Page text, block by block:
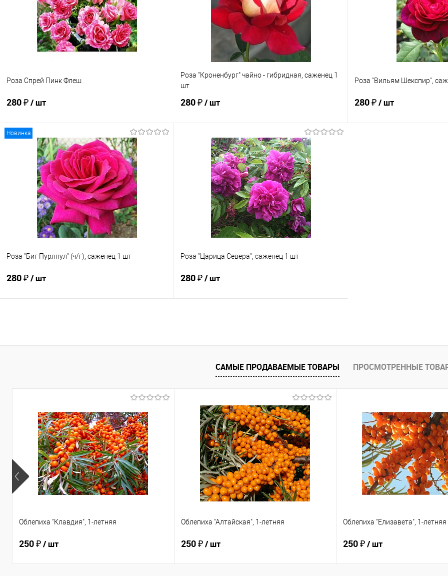
В избранное
Под заказ
В избранное
Недоступно
В избранное
Роза Спрей Пинк Флеш
280 ₽/ шт
В корзину
Купить в 1 клик
К сравнению
В избранное
Под заказ
Роза "Кроненбург" чайно - гибридная, саженец 1
шт
280 ₽/ шт
В корзину
Купить в 1 клик
К сравнению
В избранное
Под заказ
Роза "Вильям Шекспир",
280 ₽/ шт
Новинка
Роза "Биг Пурлпул" (ч/г), саженец 1 шт
280 ₽/ шт
Купить в 1 клик
К сравнению
Роза "Царица Севера", саженец 1 шт
280 ₽/ шт
Купить в 1 клик
К сравнению
В избранное
Недоступно
САМЫЕ ПРОДАВАЕМЫЕ ТОВАРЫ ПРОСМОТРЕННЫЕ
Облепиха "Клавдия", 1-летняя
250 ₽/ шт
Облепиха "Алтайская", 1-летняя
250 ₽/ шт
Облепиха "Елизавета", 1-летняя
250 ₽/ шт